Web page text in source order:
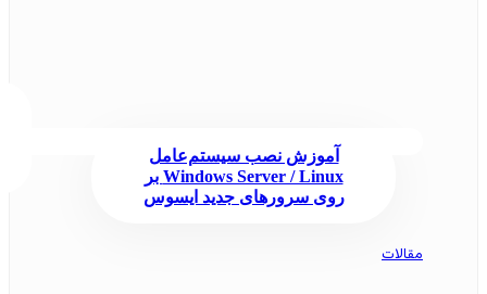
آموزش نصب سیستم‌عامل
Windows Server / Linux بر
روی سرورهای جدید ایسوس
مقالات